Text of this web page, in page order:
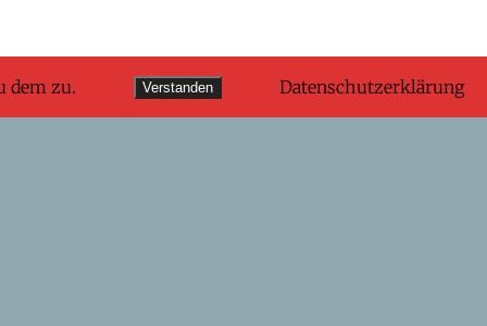
dem zu. Verstanden Datenschutzerklärung